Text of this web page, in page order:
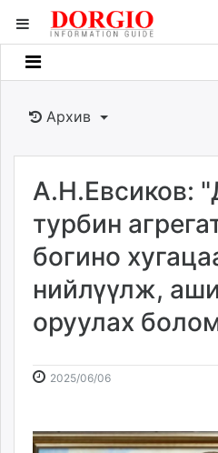
Мэдээллийн
Банк санхүү
Бизнес ААН
Төрийн
dorgio.mn
Gogo.mn
news.mn
Baabar.mn
mnb.mn
Архив
А.Н.Евсиков:
турбин
богино
нийлүүлж,
оруулах
2025/06/062025-
12:48:57
2026-
11:55:59